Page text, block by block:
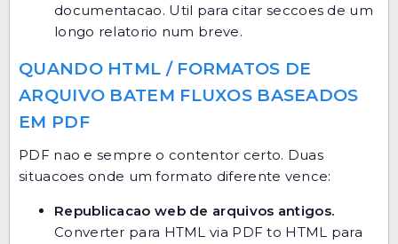
documentacao. Util para citar seccoes de um
longo relatorio num breve.
QUANDO HTML / FORMATOS DE
ARQUIVO BATEM FLUXOS BASEADOS
EM PDF
PDF nao e sempre o contentor certo. Duas
situacoes onde um formato diferente vence:
Republicacao web de arquivos antigos.
Converter para HTML via PDF to HTML para